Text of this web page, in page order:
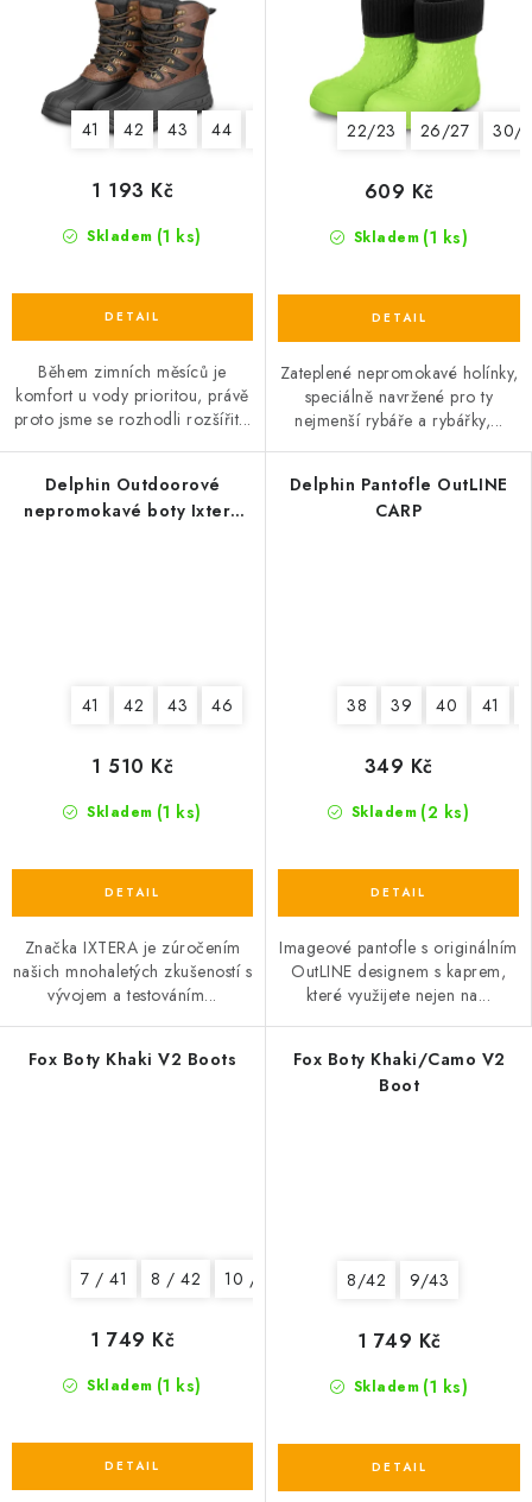
41 42 43 44 47
Skladem (1 ks)
1 193 Kč
Během zimních měsíců je
komfort u vody prioritou, právě
proto jsme se rozhodli rozšířit...
22/23 26/27 30/
Skladem (1 ks)
609 Kč
Zateplené nepromokavé holínky,
speciálně navržené pro ty
nejmenší rybáře a rybářky,...
Delphin Outdoorové
nepromokavé boty Ixtera
41 42 43 46
Skladem (1 ks)
1 510 Kč
Značka IXTERA je zúročením
našich mnohaletých zkušeností s
vývojem a testováním...
Delphin Pantofle OutLINE
CARP
38 39 40 41
Skladem (2 ks)
349 Kč
Imageové pantofle s originálním
OutLINE designem s kaprem,
které využijete nejen na...
Fox Boty Khaki V2 Boots
7 / 41 8 / 42 10 / 44 12 / 46
Skladem (1 ks)
1 749 Kč
Fox Boty Khaki/Camo V2
Boot
8/42 9/43
Skladem (1 ks)
1 749 Kč